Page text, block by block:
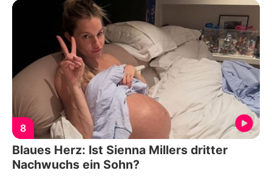
8
Blaues Herz: Ist Sienna Millers dritter
Nachwuchs ein Sohn?